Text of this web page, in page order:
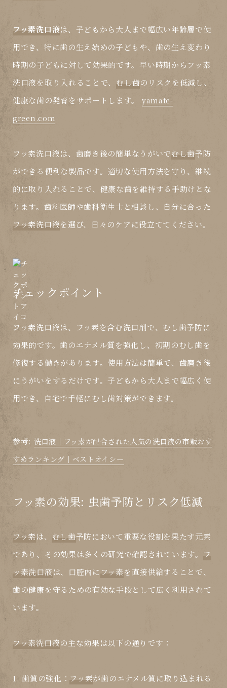
フッ素洗口液は、子どもから大人まで幅広い年齢層で使
用でき、特に歯の生え始めの子どもや、歯の生え変わり
時期の子どもに対して効果的です。早い時期から フッ素
洗口液を取り入れることで、 むし歯のリスクを低減し、
健康な歯の発育をサポートします。 yamate-
green.com
フッ素洗口液は、歯磨き後の簡単なうがいでむし歯予防
ができる便利な製品です。適切な使用方法を守り、継続
的に取り入れることで、健康な歯を維持する手助けとな
ります。歯科医師や歯科衛生士と相談し、自分に合った
フッ素洗口液を選び、日々のケアに役立ててください。
チェックポイント
フッ素洗口液は、フッ素を含む洗口剤で、むし歯予防に
効果的です。歯のエナメル質を強化し、初期のむし歯を
修復する働きがあります。使用方法は簡単で、歯磨き後
にうがいをするだけです。子どもから大人まで幅広く使
用でき、自宅で手軽にむし歯対策ができます。
参考: 洗口液｜フッ素が配合された人気の洗口液の市販おす
すめランキング｜ベストオイシー
フッ素の効果: 虫歯予防とリスク低減
フッ素は、 むし歯予防において重要な役割を果たす元素
であり、その効果は多くの研究で確認されています。
フ
ッ素洗口液は、口腔内に フッ素を直接供給することで、
歯の健康を守るための有効な手段として広く利用されて
います。
フッ素洗口液の主な効果は以下の通りです：
1.歯質の強化 ： フッ素が歯のエナメル質に取り込まれる